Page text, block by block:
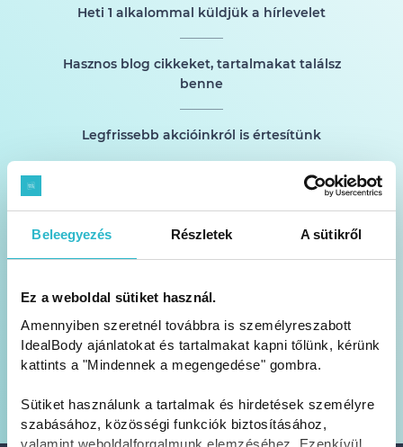
Beleegyezés Részletek A sütikről
Ez a weboldal sütiket használ.
Amennyiben szeretnél továbbra is személyreszabott
IdealBody ajánlatokat és tartalmakat kapni tőlünk, kérünk
kattints a "Mindennek a megengedése" gombra.
Sütiket használunk a tartalmak és hirdetések személyre
szabásához, közösségi funkciók biztosításához,
valamint weboldalforgalmunk elemzéséhez. Ezenkívül
Heti 1 alkalommal küldjük a hírlevelet
Hasznos blog cikkeket, tartalmakat találsz
benne
Legfrissebb akcióinkról is értesítünk
FELIRATKOZOM!
Feliratkozom az Idealbody Kft. hírlevelére és hozzájárulok ahhoz,
hogy e-mail-címemre reklámot is tartalmazó hírleveleket kapjak. A